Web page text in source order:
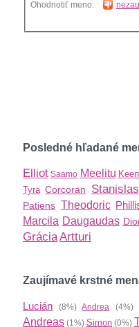
Ohodnotiť meno:
Posledné hľadané
Elliot Saamo Meelitu
Tyra Corcoran Stanislas
Patiens Theodoric
Marcila Daugaudas
GráciaArtturi
Zaujímavé krstné
Lucián (8%)Andrea (4%)
Andreas (1%) Simon (0%)